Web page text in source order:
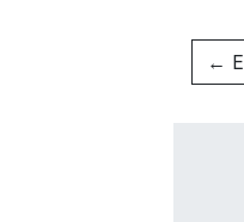
←